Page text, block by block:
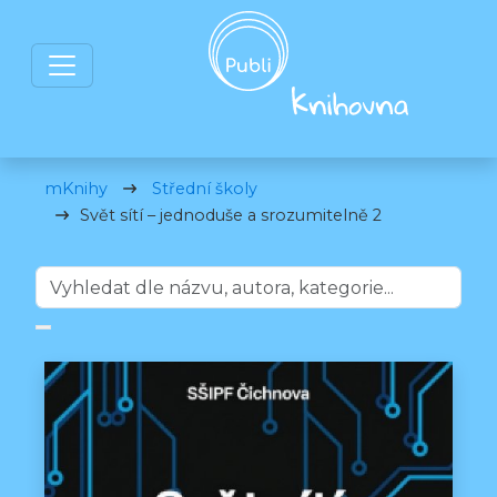
mKnihy
Střední školy
Svět sítí – jednoduše a srozumitelně 2